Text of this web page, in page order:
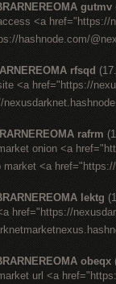
gutmv
<a href="https://
hashnode.com/
rfsqd
<a href="https://
rafrm
onion <a
market <a
lektg
href="https://
obeqx
url <a